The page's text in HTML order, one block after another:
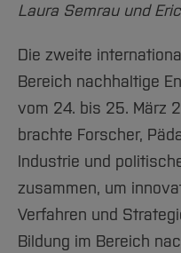
Laura Semrau und
Die zweite
Bereich nachhaltige
vom 24. bis 25. März
brachte Forscher,
Industrie und
zusammen, um
Verfahren und
Bildung im Bereich